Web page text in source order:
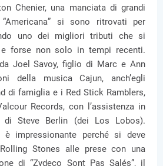
Chenier, una manciata di grandi
si sono ritrovati per
uno dei migliori tributi che si
e forse non solo in tempi recenti.
Joel Savoy, figlio di Marc e Ann
della musica Cajun, anch’egli
di famiglia e i Red Stick Ramblers,
Records, con l’assistenza in
di Steve Berlin (dei Los Lobos).
è impressionante perché si deve
Stones alle prese con una
di “Zydeco Sont Pas Salés”, il